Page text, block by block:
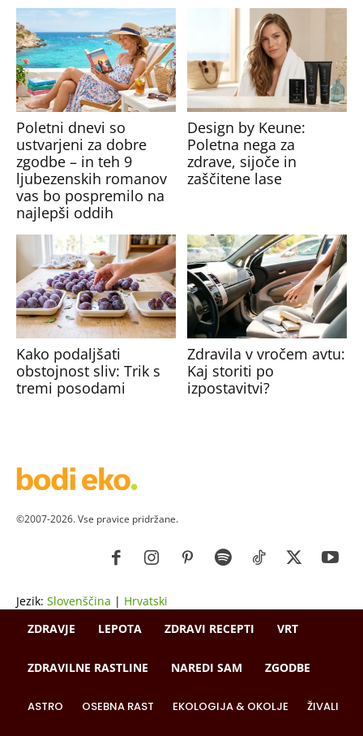
Poletni dnevi so
ustvarjeni za dobre
zgodbe – in teh 9
ljubezenskih romanov
vas bo pospremilo na
najlepši oddih
Design by Keune:
Poletna nega za
zdrave, sijoče in
zaščitene lase
Kako podaljšati
obstojnost sliv: Trik s
tremi posodami
Zdravila v vročem avtu:
Kaj storiti po
izpostavitvi?
©2007-2026. Vse pravice pridržane.
Jezik: Slovenščina | Hrvatski
ZDRAVJE
LEPOTA ZDRAVI RECEPTI VRT
ZDRAVILNE RASTLINE NAREDI SAM ZGODBE
ASTRO OSEBNA RAST EKOLOGIJA & OKOLJE ŽIVALI